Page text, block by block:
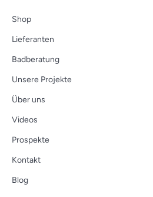
Shop
Lieferanten
Badberatung
Unsere Projekte
Über uns
Videos
Prospekte
Kontakt
Blog